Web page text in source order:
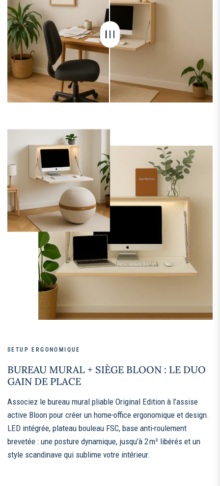
SETUP ERGONOMIQUE
BUREAU MURAL + SIÈGE BLOON : LE DUO
GAIN DE PLACE
Associez le bureau mural pliable Original Edition à l’assise
active Bloon pour créer un home‑office ergonomique et design.
LED intégrée, plateau bouleau FSC, base anti‑roulement
brevetée : une posture dynamique, jusqu’à 2 m² libérés et un
style scandinave qui sublime votre intérieur.